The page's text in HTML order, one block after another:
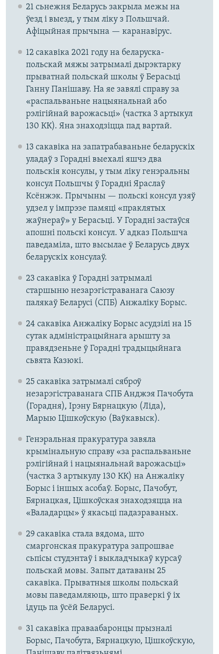
21 сьнежня Беларусь закрыла межы на
ўезд і выезд, у тым ліку з Польшчай.
Афіцыйная прычына — каранавірус.
12 сакавіка 2021 году на беларуска-
польскай мяжы затрымалі дырэктарку
прыватнай польскай школы ў Берасьці
Ганну Панішаву. На яе завялі справу за
«распальваньне нацыянальнай або
рэлігійнай варожасьці» (частка 3 артыкул
130 КК). Яна знаходзіцца пад вартай.
13 сакавіка на запатрабаваньне беларускіх
уладаў з Горадні выехалі яшчэ два
польскія консулы, у тым ліку генэральны
консул Польшчы ў Горадні Яраслаў
Ксёнжэк. Прычыны — польскі консул узяў
удзел у імпрэзе памяці «праклятых
жаўнераў» у Берасьці. У Горадні застаўся
апошні польскі консул. У адказ Польшча
паведаміла, што высылае ў Беларусь двух
беларускіх консулаў.
23 сакавіка ў Горадні затрымалі
старшыню незарэгістраванага Саюзу
палякаў Беларусі (СПБ) Анжаліку Борыс.
24 сакавіка Анжаліку Борыс асудзілі на 15
сутак адміністрацыйнага арышту за
правядзеньне ў Горадні традыцыйнага
сьвята Казюкі.
25 сакавіка затрымалі сяброў
незарэгістраванага СПБ Анджэя Пачобута
(Горадня), Ірэну Бярнацкую (Ліда),
Марыю Цішкоўскую (Ваўкавыск).
Генэральная пракуратура завяла
крымінальную справу «за распальваньне
рэлігійнай і нацыянальнай варожасьці»
(частка 3 артыкулу 130 КК) на Анжаліку
Борыс і іншых асобаў. Борыс, Пачобут,
Бярнацкая, Цішкоўская знаходзяцца на
«Валадарцы» ў якасьці падазраваных.
29 сакавіка стала вядома, што
смаргонская пракуратура запрошвае
сьпісы студэнтаў і выкладчыкаў курсаў
польскай мовы. Запыт датаваны 25
сакавіка. Прыватныя школы польскай
мовы паведамляюць, што праверкі ў іх
ідуць па ўсёй Беларусі.
31 сакавіка праваабаронцы прызналі
Борыс, Пачобута, Бярнацкую, Цішкоўскую,